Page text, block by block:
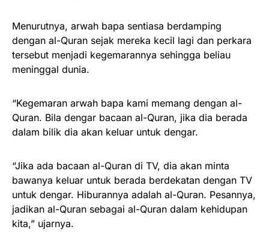
Menurutnya, arwah bapa sentiasa berdamping
dengan al-Quran sejak mereka kecil lagi dan perkara
tersebut menjadi kegemarannya sehingga beliau
meninggal dunia.
“Kegemaran arwah bapa kami memang dengan al-
Quran. Bila dengar bacaan al-Quran, jika dia berada
dalam bilik dia akan keluar untuk dengar.
“Jika ada bacaan al-Quran di TV, dia akan minta
bawanya keluar untuk berada berdekatan dengan TV
untuk dengar. Hiburannya adalah al-Quran. Pesannya,
jadikan al-Quran sebagai al-Quran dalam kehidupan
kita,” ujarnya.